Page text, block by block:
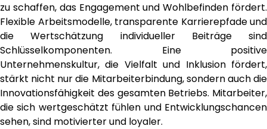
zu schaffen, das Engagement und Wohlbefinden fördert.
Flexible Arbeitsmodelle, transparente Karrierepfade und
die Wertschätzung individueller Beiträge sind
Schlüsselkomponenten. Eine positive
Unternehmenskultur, die Vielfalt und Inklusion fördert,
stärkt nicht nur die Mitarbeiterbindung, sondern auch die
Innovationsfähigkeit des gesamten Betriebs. Mitarbeiter,
die sich wertgeschätzt fühlen und Entwicklungschancen
sehen, sind motivierter und loyaler.